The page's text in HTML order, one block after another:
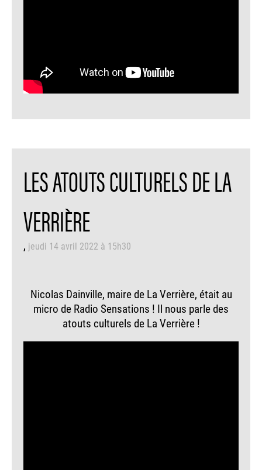
LES ATOUTS CULTURELS DE LA
VERRIÈRE
jeudi 14 avril 2022 à 15h30
Nicolas Dainville, maire de La Verrière, était au
micro de Radio Sensations ! Il nous parle des
atouts culturels de La Verrière !